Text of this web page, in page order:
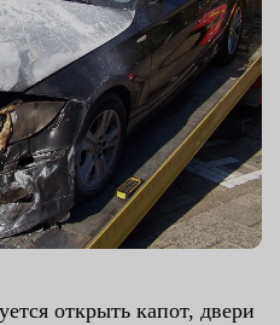
открыть капот, двери